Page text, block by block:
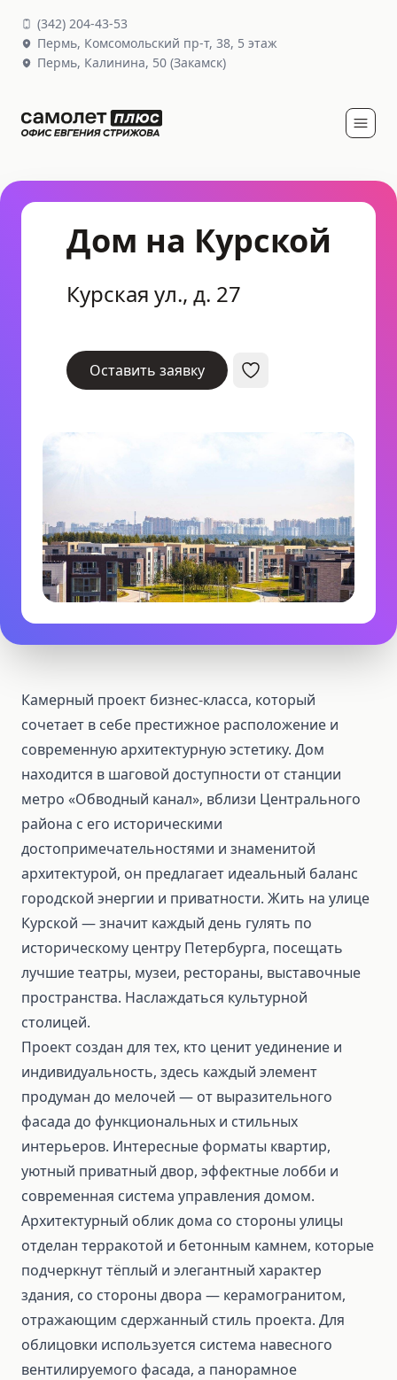
(342) 204-43-53
Пермь, Комсомольский пр-т, 38, 5 этаж
Пермь, Калинина, 50 (Закамск)
Дом на Курской
Курская ул., д. 27
Оставить заявку
Камерный проект бизнес-класса, который
сочетает в себе престижное расположение и
современную архитектурную эстетику. Дом
находится в шаговой доступности от станции
метро «Обводный канал», вблизи Центрального
района с его историческими
достопримечательностями и знаменитой
архитектурой, он предлагает идеальный баланс
городской энергии и приватности. Жить на улице
Курской — значит каждый день гулять по
историческому центру Петербурга, посещать
лучшие театры, музеи, рестораны, выставочные
пространства. Наслаждаться культурной
столицей.
Проект создан для тех, кто ценит уединение и
индивидуальность, здесь каждый элемент
продуман до мелочей — от выразительного
фасада до функциональных и стильных
интерьеров. Интересные форматы квартир,
уютный приватный двор, эффектные лобби и
современная система управления домом.
Архитектурный облик дома со стороны улицы
отделан терракотой и бетонным камнем, которые
подчеркнут тёплый и элегантный характер
здания, со стороны двора — керамогранитом,
отражающим сдержанный стиль проекта. Для
облицовки используется система навесного
вентилируемого фасада, а панорамное